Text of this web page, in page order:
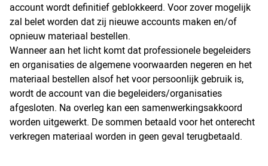
account wordt definitief geblokkeerd. Voor zover mogelijk
zal belet worden dat zij nieuwe accounts maken en/of
opnieuw materiaal bestellen.
Wanneer aan het licht komt dat professionele begeleiders
en organisaties de algemene voorwaarden negeren en het
materiaal bestellen alsof het voor persoonlijk gebruik is,
wordt de account van die begeleiders/organisaties
afgesloten. Na overleg kan een samenwerkingsakkoord
worden uitgewerkt. De sommen betaald voor het onterecht
verkregen materiaal worden in geen geval terugbetaald.